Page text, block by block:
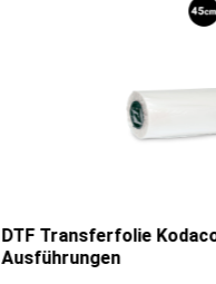
DTF Transferfolie
Ausführungen